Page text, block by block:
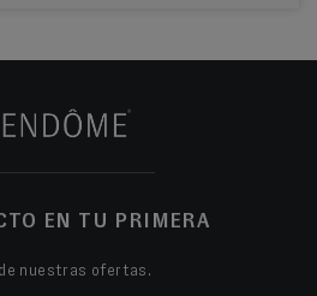
EN TU PRIMERA
nuestras ofertas.